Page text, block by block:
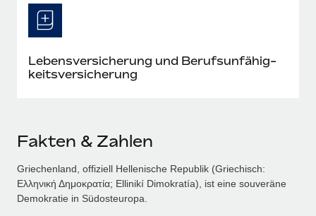
Lebensversicherung und Berufs­unfähig­
keits­versicherung
Fakten & Zahlen
Griechenland, offiziell Hellenische Republik (Griechisch:
Ελληνική Δημοκρατία; Ellinikí Dimokratía), ist eine souveräne
Demokratie in Südosteuropa.